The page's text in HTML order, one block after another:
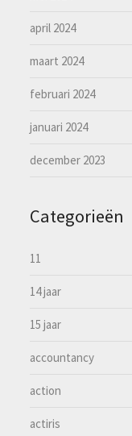
april 2024
maart 2024
februari 2024
januari 2024
december 2023
Categorieën
11
14 jaar
15 jaar
accountancy
action
actiris